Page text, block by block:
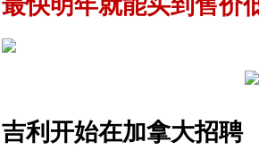
吉利开始在加拿大招聘